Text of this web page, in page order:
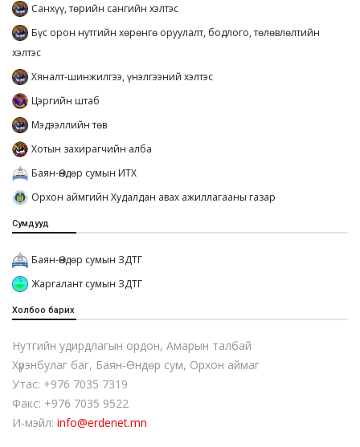
Санхүү, төрийн сангийн хэлтэс
Бүс орон нутгийн хөрөнгө оруулалт, бодлого, төлөвлөлтийн
хэлтэс
Хяналт-шинжилгээ, үнэлгээний хэлтэс
Цэргийн штаб
Мэдээллийн төв
Хотын захирагчийн алба
Баян-Өндөр сумын ИТХ
Орхон аймгийн Худалдан авах ажиллагааны газар
Сумдууд
Баян-Өндөр сумын ЗДТГ
Жаргалант сумын ЗДТГ
Холбоо барих
Нутгийн удирдлагын ордон, Амарын талбай
Хүрэнбулаг баг, Баян-Өндөр сум, Орхон аймаг
Утас: +976 7035 7319
Факс: +976 7035 9522
И-мэйл: info@erdenet.mn